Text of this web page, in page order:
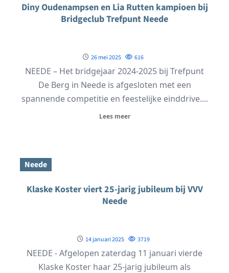
Diny Oudenampsen en Lia Rutten kampioen bij
Bridgeclub Trefpunt Neede
26 mei 2025 616
NEEDE – Het bridgejaar 2024-2025 bij Trefpunt
De Berg in Neede is afgesloten met een
spannende competitie en feestelijke einddrive....
Lees meer
Neede
Klaske Koster viert 25-jarig jubileum bij VVV
Neede
14 januari 2025 3719
NEEDE - Afgelopen zaterdag 11 januari vierde
Klaske Koster haar 25-jarig jubileum als